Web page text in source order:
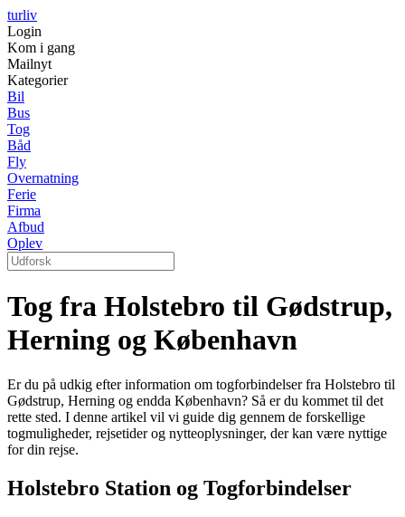
turliv
Login
Kom i gang
Mailnyt
Kategorier
Bil
Bus
Tog
Båd
Fly
Overnatning
Ferie
Firma
Afbud
Oplev
Tog fra Holstebro til Gødstrup,
Herning og København
Er du på udkig efter information om togforbindelser fra Holstebro til
Gødstrup, Herning og endda København? Så er du kommet til det
rette sted. I denne artikel vil vi guide dig gennem de forskellige
togmuligheder, rejsetider og nytteoplysninger, der kan være nyttige
for din rejse.
Holstebro Station og Togforbindelser